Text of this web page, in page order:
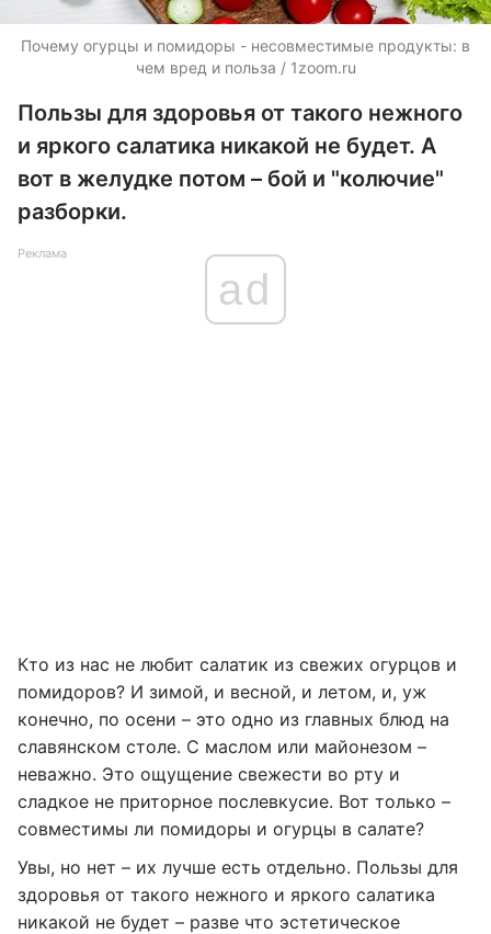
Почему огурцы и помидоры - несовместимые продукты: в
чем вред и польза / 1zoom.ru
Пользы для здоровья от такого нежного
и яркого салатика никакой не будет. А
вот в желудке потом – бой и "колючие"
разборки.
Реклама
ad
Кто из нас не любит салатик из свежих огурцов и
помидоров? И зимой, и весной, и летом, и, уж
конечно, по осени – это одно из главных блюд на
славянском столе. С маслом или майонезом –
неважно. Это ощущение свежести во рту и
сладкое не приторное послевкусие. Вот только –
совместимы ли помидоры и огурцы в салате?
Увы, но нет – их лучше есть отдельно. Пользы для
здоровья от такого нежного и яркого салатика
никакой не будет – разве что эстетическое